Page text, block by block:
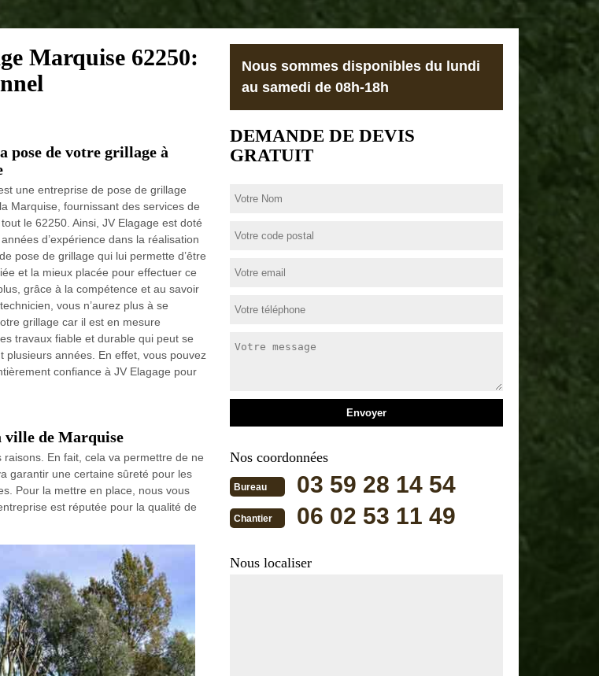
Marquise 62250:
pose de votre grillage à
une entreprise de pose de grillage
Marquise, fournissant des services de
le 62250. Ainsi, JV Elagage est doté
d’expérience dans la réalisation
pose de grillage qui lui permette d’être
et la mieux placée pour effectuer ce
grâce à la compétence et au savoir
vous n’aurez plus à se
grillage car il est en mesure
travaux fiable et durable qui peut se
plusieurs années. En effet, vous pouvez
confiance à JV Elagage pour
ville de Marquise
En fait, cela va permettre de ne
garantir une certaine sûreté pour les
Pour la mettre en place, nous vous
est réputée pour la qualité de
Nous sommes disponibles du lundi
au samedi de 08h-18h
DEMANDE DE DEVIS
GRATUIT
Nos coordonnées
Bureau 03 59 28 14 54
Chantier 06 02 53 11 49
Nous localiser